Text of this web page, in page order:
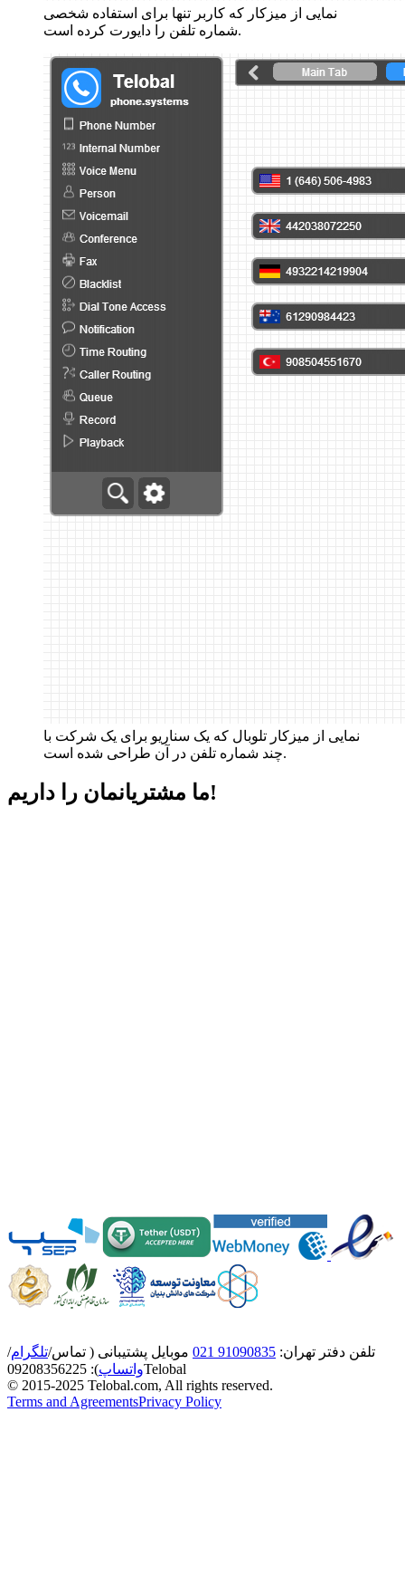
نمایی از میزکار که کاربر تنها برای استفاده شخصی
شماره تلفن را دایورت کرده است.
نمایی از میزکار تلوبال که یک سناریو برای یک شرکت با
چند شماره تلفن در آن طراحی شده است.
ما مشتریانمان راداریم!
تلفن دفتر تهران: 91090835 021 موبایل پشتیبانی ( تماس/تلگرام/
واتساپ):
09208356225
Telobal
© 2015-2025 Telobal.com, All rights reserved.
Terms and AgreementsPrivacy Policy